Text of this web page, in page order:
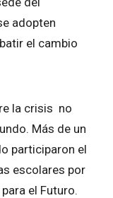
adopten
el cambio
la crisis no
Más de un
participaron el
escolares por
el Futuro.